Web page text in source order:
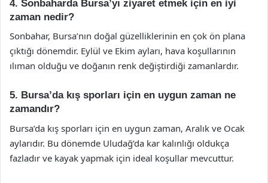
4. Sonbaharda Bursa’yı ziyaret etmek için en iyi
zaman nedir?
Sonbahar, Bursa’nın doğal güzelliklerinin en çok ön plana
çıktığı dönemdir. Eylül ve Ekim ayları, hava koşullarının
ılıman olduğu ve doğanın renk değiştirdiği zamanlardır.
5. Bursa’da kış sporları için en uygun zaman ne
zamandır?
Bursa’da kış sporları için en uygun zaman, Aralık ve Ocak
aylarıdır. Bu dönemde Uludağ’da kar kalınlığı oldukça
fazladır ve kayak yapmak için ideal koşullar mevcuttur.